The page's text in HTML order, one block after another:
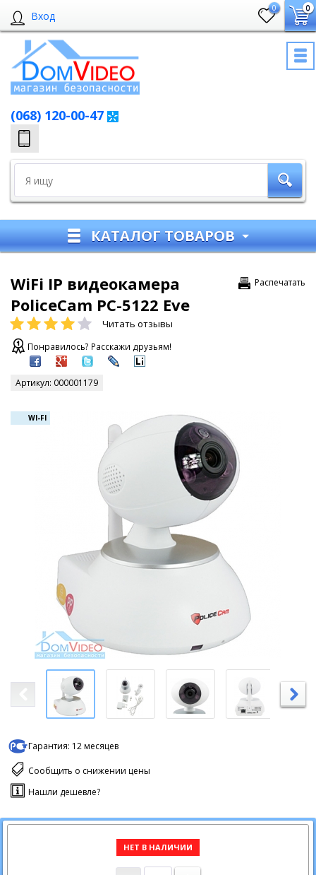
Вход
0 0
(068) 120-00-47
КАТАЛОГ ТОВАРОВ
Распечатать
WiFi IP видеокамера
PoliceCam PC-5122 Eve
Читать отзывы
Понравилось? Расскажи друзьям!
Артикул: 000001179
WI-FI
Гарантия: 12 месяцев
Сообщить о снижении цены
Нашли дешевле?
НЕТ В НАЛИЧИИ